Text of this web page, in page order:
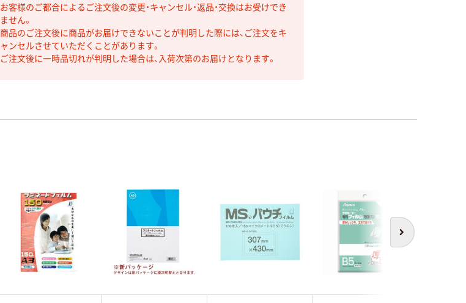
お客様のご都合によるご注文後の変更・キャンセル・返品・交換はお受けでき
ません。
商品のご注文後に商品がお届けできないことが判明した際には、ご注文をキ
ャンセルさせていただくことがあります。
ご注文後に一時品切れが判明した場合は、入荷次第のお届けとなります。
次へ